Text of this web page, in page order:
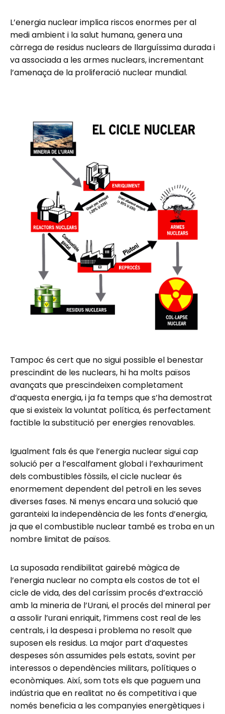
L’energia nuclear implica riscos enormes per al
medi ambient i la salut humana, genera una
càrrega de residus nuclears de llarguíssima durada i
va associada a les armes nuclears, incrementant
l’amenaça de la proliferació nuclear mundial.
Tampoc és cert que no sigui possible el benestar
prescindint de les nuclears, hi ha molts països
avançats que prescindeixen completament
d’aquesta energia, i ja fa temps que s’ha demostrat
que si existeix la voluntat política, és perfectament
factible la substitució per energies renovables.
Igualment fals és que l’energia nuclear sigui cap
solució per a l’escalfament global i l’exhauriment
dels combustibles fòssils, el cicle nuclear és
enormement dependent del petroli en les seves
diverses fases. Ni menys encara una solució que
garanteixi la independència de les fonts d’energia,
ja que el combustible nuclear també es troba en un
nombre limitat de països.
La suposada rendibilitat gairebé màgica de
l’energia nuclear no compta els costos de tot el
cicle de vida, des del caríssim procés d’extracció
amb la mineria de l’Urani, el procés del mineral per
a assolir l’urani enriquit, l’immens cost real de les
centrals, i la despesa i problema no resolt que
suposen els residus. La major part d’aquestes
despeses són assumides pels estats, sovint per
interessos o dependències militars, polítiques o
econòmiques. Així, som tots els que paguem una
indústria que en realitat no és competitiva i que
només beneficia a les companyies energètiques i